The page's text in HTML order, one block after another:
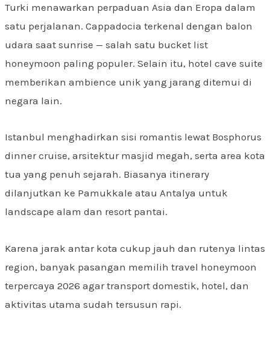
Turki menawarkan perpaduan Asia dan Eropa dalam
satu perjalanan. Cappadocia terkenal dengan balon
udara saat sunrise — salah satu bucket list
honeymoon paling populer. Selain itu, hotel cave suite
memberikan ambience unik yang jarang ditemui di
negara lain.
Istanbul menghadirkan sisi romantis lewat Bosphorus
dinner cruise, arsitektur masjid megah, serta area kota
tua yang penuh sejarah. Biasanya itinerary
dilanjutkan ke Pamukkale atau Antalya untuk
landscape alam dan resort pantai.
Karena jarak antar kota cukup jauh dan rutenya lintas
region, banyak pasangan memilih travel honeymoon
terpercaya 2026 agar transport domestik, hotel, dan
aktivitas utama sudah tersusun rapi.